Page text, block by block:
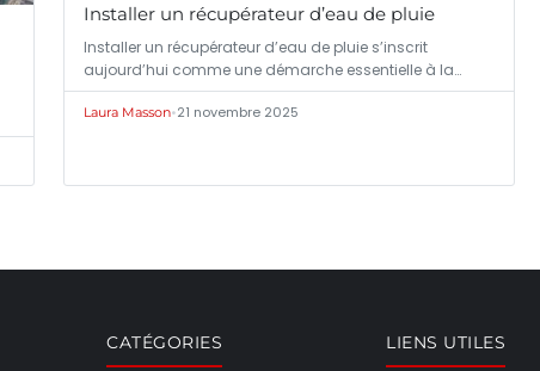
Installer un récupérateur d’eau de pluie
Installer un récupérateur d’eau de pluie s’inscrit
aujourd’hui comme une démarche essentielle à la…
Laura Masson•21 novembre 2025
CATÉGORIES LIENS UTILES